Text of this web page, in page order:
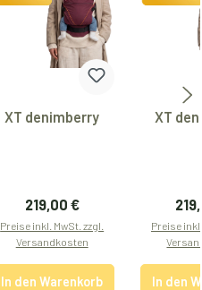
XT denimberry
Regulärer Preis:
219,00 €
Preise inkl. MwSt. zzgl.
Versandkosten
In den Warenkorb
XT
Preise
In den